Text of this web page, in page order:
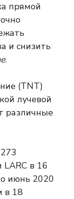
прямой
и снизить
.
(TNT)
лучевой
различные
в 16
июнь 2020
в 18